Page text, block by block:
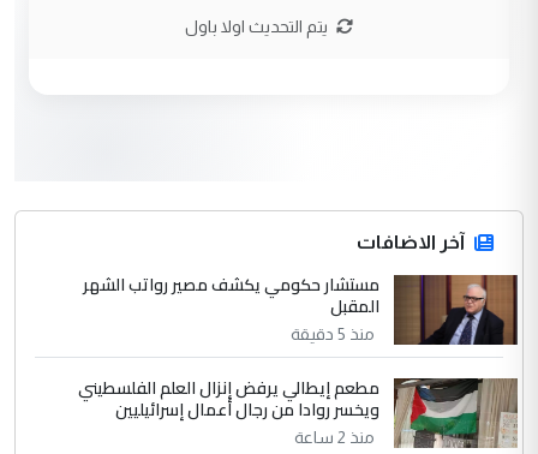
جنسية الرافد الثالث للعراق ومن اصول عريقة
ابا فرات ...
الموضوع :
الجواهري يرد على صدام حسين سل
مضجعيك يابن الزنا (نص كامل)
سردار
التعليق : واحد من عصابة علي ماما يسقط
جنسية الرافد الثالث للعراق ومن اصول عريقة
يتم التحديث اولا باول
آخر الاضافات
مستشار حكومي يكشف مصير رواتب الشهر
المقبل
منذ 5 دقيقة
مطعم إيطالي يرفض إنزال العلم الفلسطيني
ويخسر روادا من رجال أعمال إسرائيليين
منذ 2 ساعة